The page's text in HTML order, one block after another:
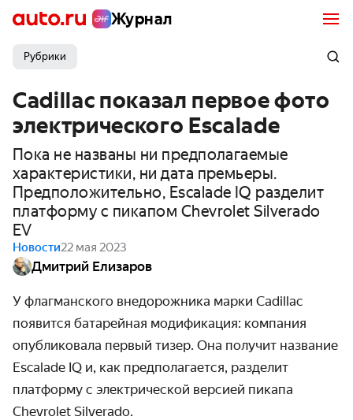
Журнал
Рубрики
Cadillac показал первое фото
электрического Escalade
Пока не названы ни предполагаемые
характеристики, ни дата премьеры.
Предположительно, Escalade IQ разделит
платформу с пикапом Chevrolet Silverado
EV
Новости22 мая 2023
Дмитрий Елизаров
У флагманского внедорожника марки Cadillac
появится батарейная модификация: компания
опубликовала первый тизер. Она получит название
Escalade IQ и, как предполагается, разделит
платформу с электрической версией пикапа
Chevrolet Silverado.